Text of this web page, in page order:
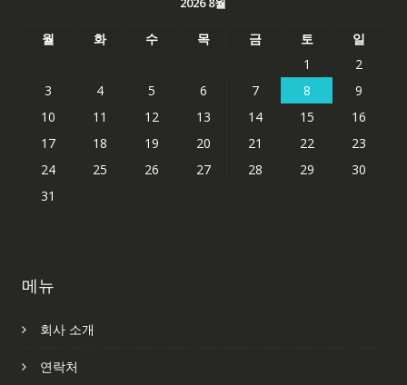
월 화 수 목 금 토
일
1
2
3
4 5 6 7 8
9
10
11 12 13 14 15
16
17
18 19 20 21 22
23
24
25 26 27 28 29
30
31
메뉴
회사 소개
연락처